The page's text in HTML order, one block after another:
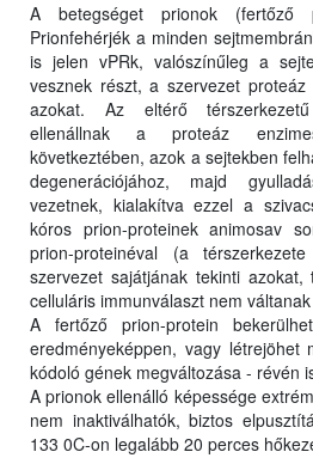
A betegséget prionok (fertőző
Prionfehérjék a minden
is jelen vPRk, valószínűleg a
vesznek részt, a szervezet
azokat. Az eltérő
ellenállnak a proteáz
következtében, azok a sejtekben
degenerációjához, majd
vezetnek, kialakítva ezzel a
kóros prion-proteinek animosav
prion-proteinéval (a
szervezet sajátjának tekinti
celluláris immunválaszt nem
A fertőző prion-protein
eredményeképpen, vagy
kódoló gének megváltozása - révén
A prionok ellenálló képessége
nem inaktiválhatók, biztos
133 0C-on legalább 20 perces